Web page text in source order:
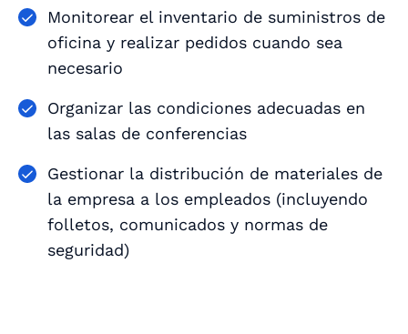
Monitorear el inventario de suministros de
oficina y realizar pedidos cuando sea
necesario
Organizar las condiciones adecuadas en
las salas de conferencias
Gestionar la distribución de materiales de
la empresa a los empleados (incluyendo
folletos, comunicados y normas de
seguridad)